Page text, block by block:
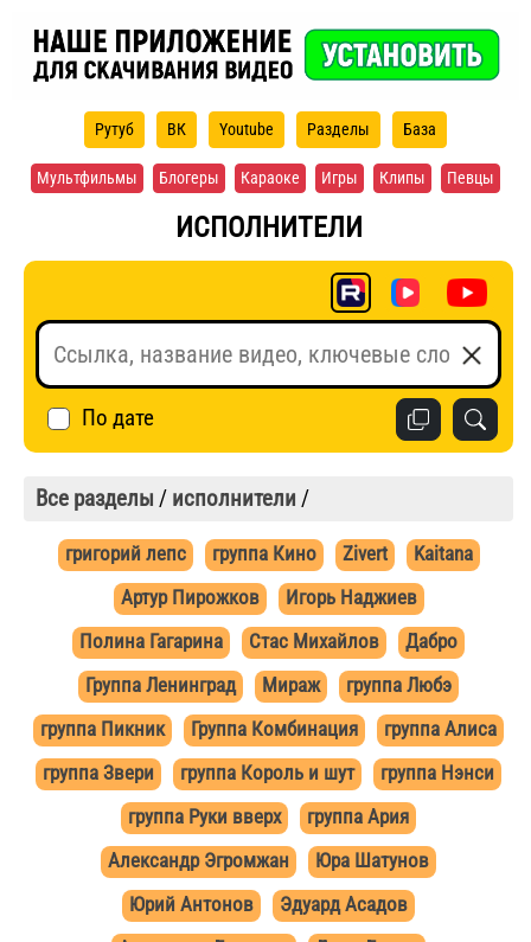
Рутуб ВК Youtube Разделы База
Мультфильмы Блогеры Караоке Игры Клипы Певцы
ИСПОЛНИТЕЛИ
По дате
Все разделы / исполнители /
григорий лепс группа Кино Zivert
Kaitana
Артур Пирожков
Игорь Наджиев
Полина Гагарина
Стас Михайлов
Дабро
Группа Ленинград
Мираж
группа Любэ
группа Пикник
Группа Комбинация
группа Алиса
группа Звери
группа Король и шут
группа Нэнси
группа Руки вверх
группа Ария
Александр Эгромжан
Юра Шатунов
Юрий Антонов
Эдуард Асадов